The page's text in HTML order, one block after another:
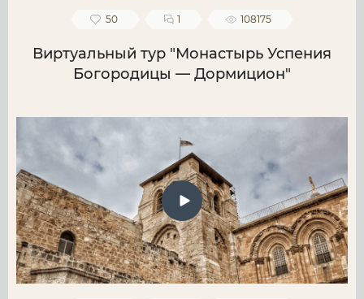
50 1 108175
Виртуальный тур "Монастырь Успения
Богородицы — Дормицион"